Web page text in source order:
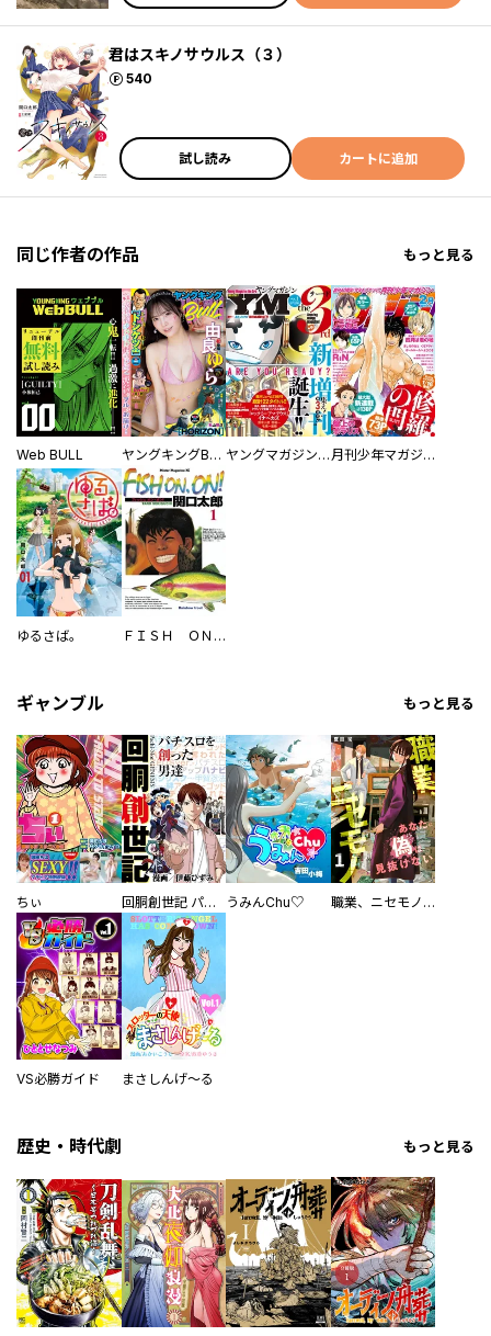
君はスキノサウルス（３）
540
ポイント
試し読み カートに追加
同じ作者の作品 もっと見る
Web BULL ヤングキングBULL ヤングマガジン サード 月刊少年マガジン
ゆるさば。 ＦＩＳＨ ＯＮ，ＯＮ！
ギャンブル もっと見る
ちぃ 回胴創世記 パチスロを創った男達 うみんChu♡ 職業、ニセモノ～あなたに偽は見抜けない【電子単行本版】
VS必勝ガイド まさしんげ～る
歴史・時代劇 もっと見る